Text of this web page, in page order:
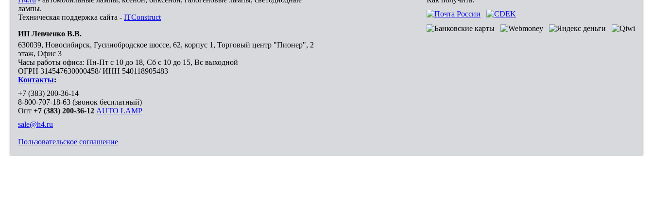
лампы.
Техническая поддержка сайта - ITConstruct
ИП Левченко В.В.
630039, Новосибирск, Гусинобродское шоссе, 62, корпус 1, Торговый центр "Пионер", 2
этаж, Офис 3
Часы работы офиса: Пн-Пт с 10 до 18, Сб с 10 до 15, Вс выходной
ОГРН 314547630000458/ ИНН 540118905483
Контакты:
+7 (383) 200-36-14
8-800-707-18-63 (звонок бесплатный)
Опт +7 (383) 200-36-12 AUTO LAMP
sale@h4.ru
Пользовательское соглашение